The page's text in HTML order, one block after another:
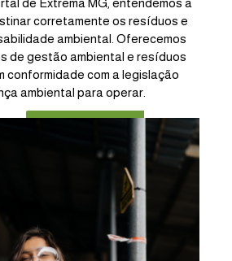
corretamente os resíduos e
ambiental. Oferecemos
de gestão ambiental e resíduos
conformidade com a legislação
ambiental para operar.